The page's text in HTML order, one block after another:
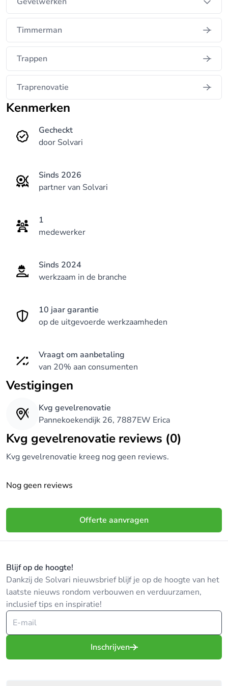
Timmerman
Trappen
Traprenovatie
Kenmerken
Gecheckt
door Solvari
Sinds 2026
partner van Solvari
1
medewerker
Sinds 2024
werkzaam in de branche
10 jaar garantie
op de uitgevoerde werkzaamheden
Vraagt om aanbetaling
van 20% aan consumenten
Vestigingen
Kvg gevelrenovatie
Pannekoekendijk 26, 7887EW Erica
Kvg gevelrenovatie reviews (0)
Kvg gevelrenovatie kreeg nog geen reviews.
Nog geen reviews
Offerte aanvragen
Blijf op de hoogte!
Dankzij de Solvari nieuwsbrief blijf je op de hoogte van het
laatste nieuws rondom verbouwen en verduurzamen,
inclusief tips en inspiratie!
Inschrijven